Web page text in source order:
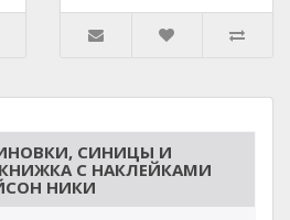
СИНИЦЫ И
С НАКЛЕЙКАМИ
НИКИ